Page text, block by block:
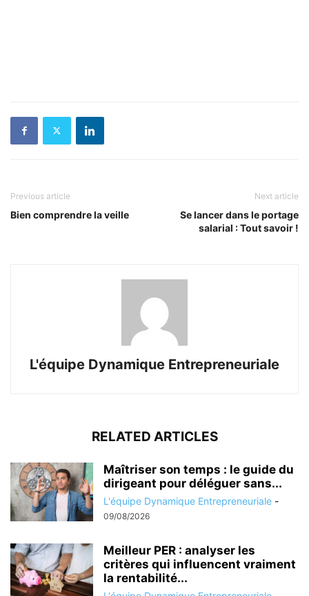
Previous article
Bien comprendre la veille
Next article
Se lancer dans le portage
salarial : Tout savoir !
L'équipe Dynamique Entrepreneuriale
RELATED ARTICLES
Maîtriser son temps : le guide du
dirigeant pour déléguer sans...
L'équipe Dynamique Entrepreneuriale -
09/08/2026
Meilleur PER : analyser les
critères qui influencent vraiment
la rentabilité...